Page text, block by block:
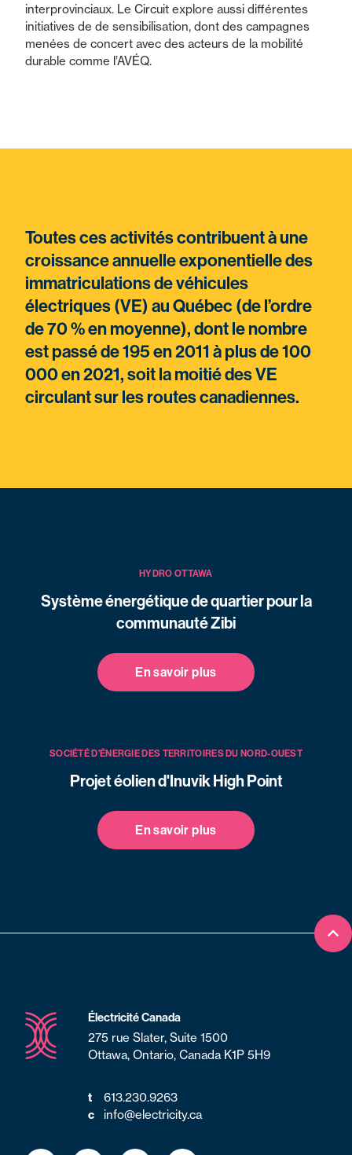
interprovinciaux. Le Circuit explore aussi différentes
initiatives de de sensibilisation, dont des campagnes
menées de concert avec des acteurs de la mobilité
durable comme l’AVÉQ.
Toutes ces activités contribuent à une
croissance annuelle exponentielle des
immatriculations de véhicules
électriques (VE) au Québec (de l’ordre
de 70 % en moyenne), dont le nombre
est passé de 195 en 2011 à plus de 100
000 en 2021, soit la moitié des VE
circulant sur les routes canadiennes.
HYDRO OTTAWA
Système énergétique de quartier pour la
communauté Zibi
En savoir plus
SOCIÉTÉ D’ÉNERGIE DES TERRITOIRES DU NORD-OUEST
Projet éolien d'Inuvik High Point
En savoir plus
Électricité Canada
275 rue Slater, Suite 1500
Ottawa, Ontario, Canada K1P 5H9
t 613.230.9263
c info@electricity.ca